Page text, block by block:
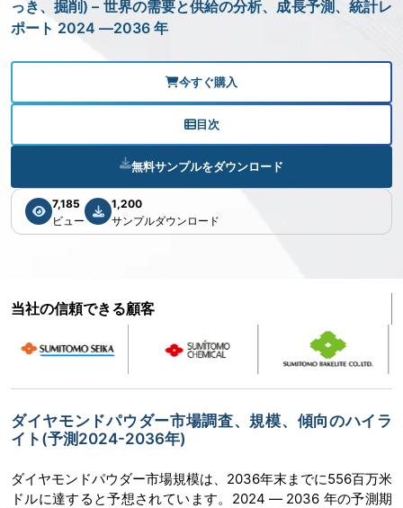
っき、掘削) – 世界の需要と供給の分析、成長予測、統計レ
ポート 2024 ―2036 年
今すぐ購入
目次
無料サンプルをダウンロード
7,185
ビュー
1,200
サンプルダウンロード
当社の信頼できる顧客
ダイヤモンドパウダー市場調査、規模、傾向のハイラ
イト(予測2024-2036年)
ダイヤモンドパウダー市場規模は、2036年末までに556百万米
ドルに達すると予想されています。2024 ― 2036 年の予測期